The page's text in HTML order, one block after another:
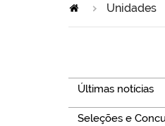
Unidades
Últimas notícias
Seleções e